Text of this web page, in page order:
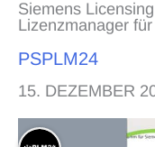
Siemens
Lizenzmanager
PSPLM24
15. DEZEMBER